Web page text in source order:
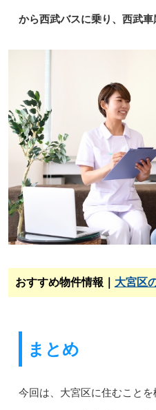
から西武バスに乗り、西武
おすすめ物件情報｜ 大宮区
まとめ
今回は、大宮区に住むこと